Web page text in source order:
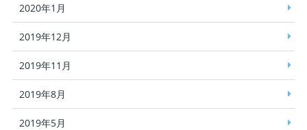
2020年1月
2019年12月
2019年11月
2019年8月
2019年5月